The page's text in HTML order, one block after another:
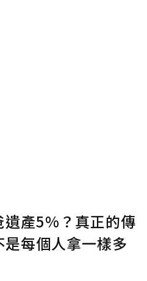
產5%？真正的傳
每個人拿一樣多